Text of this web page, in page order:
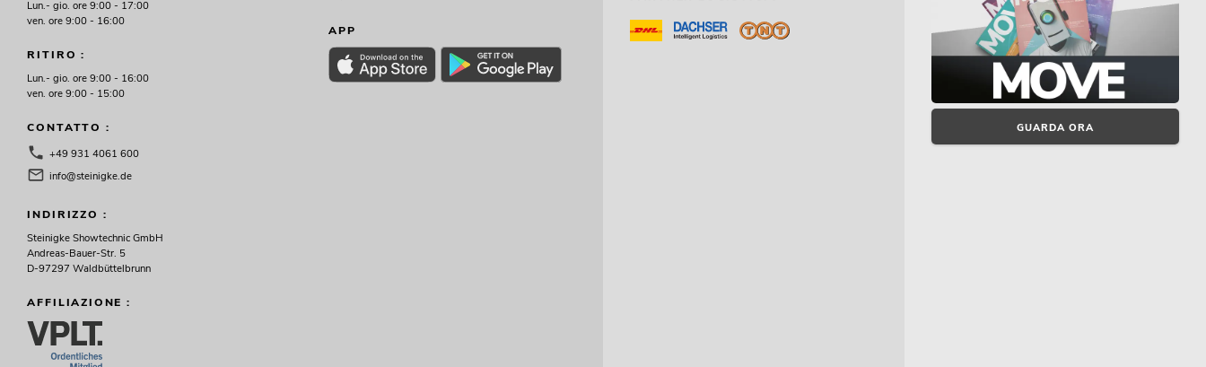
Lun.- gio. ore 9:00 - 17:00
ven. ore 9:00 - 16:00
RITIRO :
Lun.- gio. ore 9:00 - 16:00
ven. ore 9:00 - 15:00
CONTATTO :
+49 931 4061 600
info@steinigke.de
INDIRIZZO :
Steinigke Showtechnic GmbH
Andreas-Bauer-Str. 5
D-97297 Waldbüttelbrunn
AFFILIAZIONE :
APP
GUARDA ORA